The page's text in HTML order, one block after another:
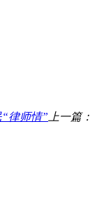
律师情” 上一篇：